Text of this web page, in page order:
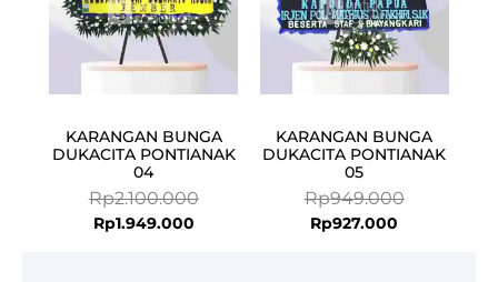
KARANGAN BUNGA
DUKACITA PONTIANAK
04
Rp2.100.000
Rp1.949.000
KARANGAN BUNGA
DUKACITA PONTIANAK
05
Rp949.000
Rp927.000